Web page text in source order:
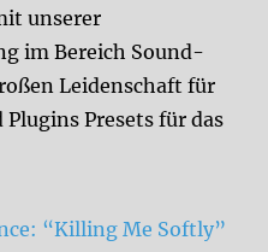
unserer
im Bereich Sound-
Leidenschaft für
Presets für das
“Killing Me Softly”